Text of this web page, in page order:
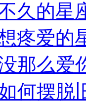
久的星
疼爱的
那么爱
何摆脱